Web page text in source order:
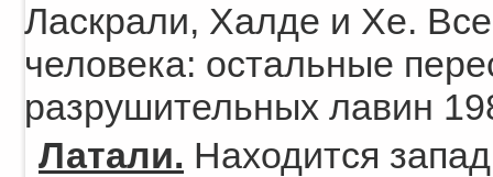
Ласкрали, Халде и Хе.
человека: остальные
разрушительных лавин
Латали. Находится